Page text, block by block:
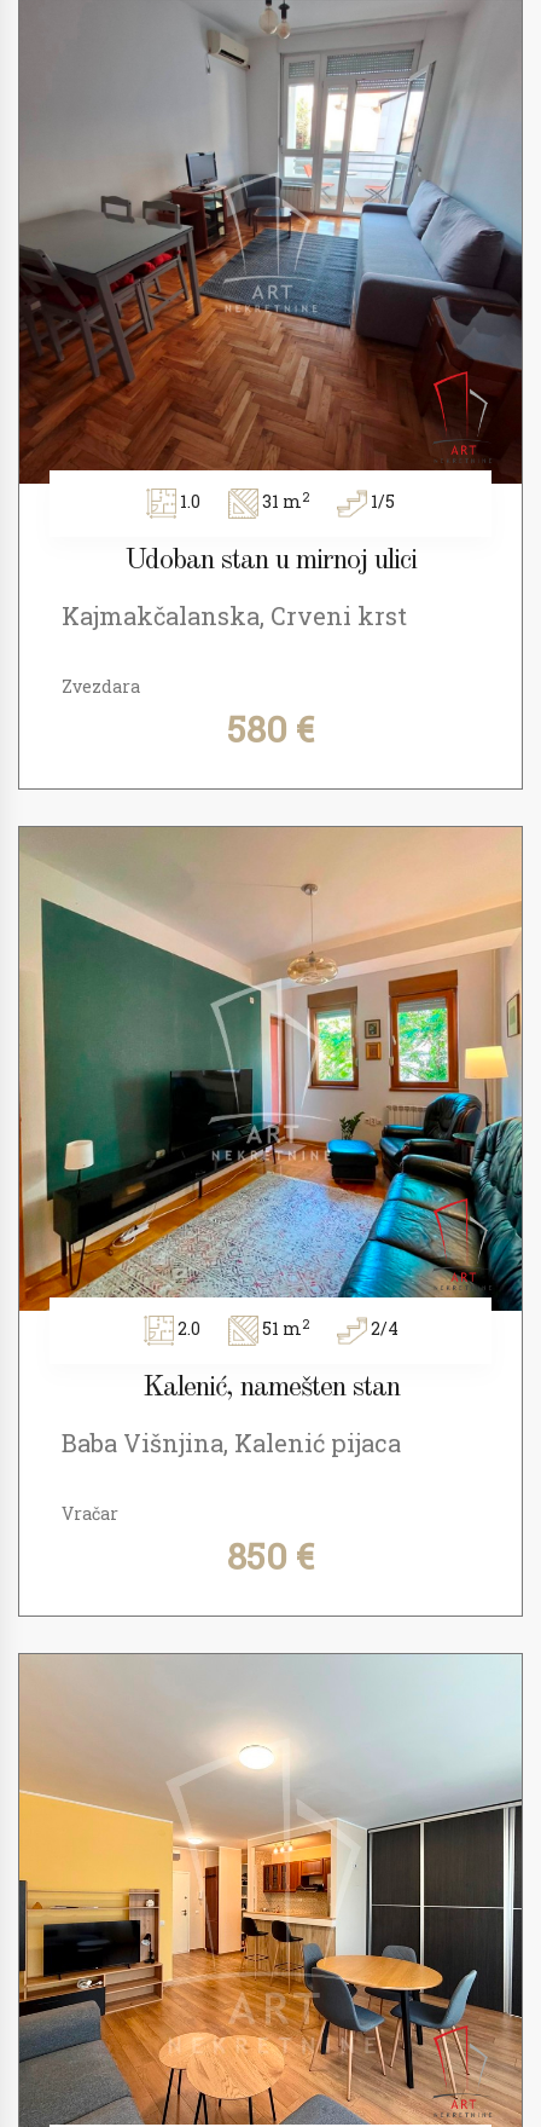
1.0 31 m2 1/5
Udoban stan u mirnoj ulici
Kajmakčalanska, Crveni krst
Zvezdara
580 €
2.0 51 m2 2/4
Kalenić, namešten stan
Baba Višnjina, Kalenić pijaca
Vračar
850 €